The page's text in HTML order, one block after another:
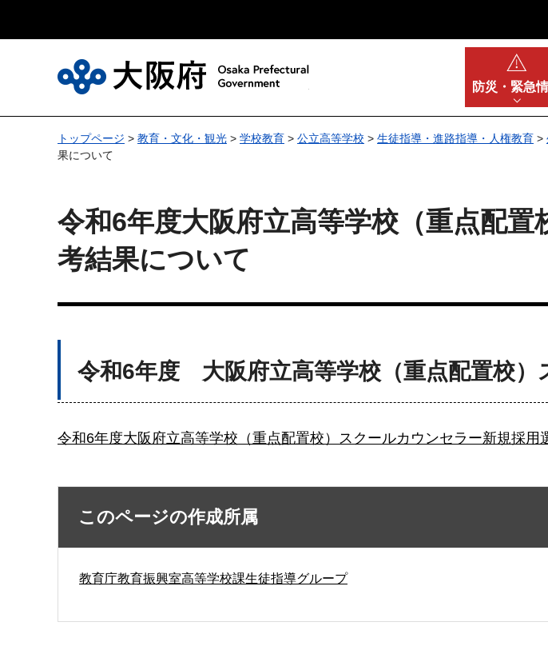
防災・ 緊急
トップページ > 教育・文化・観光 > 学校教育 > 公立高等学校 > 生徒指導・進路指導・人権教育 >
果について
令和6年度大阪府立高等学校（重点配
考結果について
令和6年度 大阪府立高等学校（重点配置校
令和6年度大阪府立高等学校（重点配置校）スクールカウンセラー新規採用
このページの作成所属
教育庁教育振興室高等学校課生徒指導グループ